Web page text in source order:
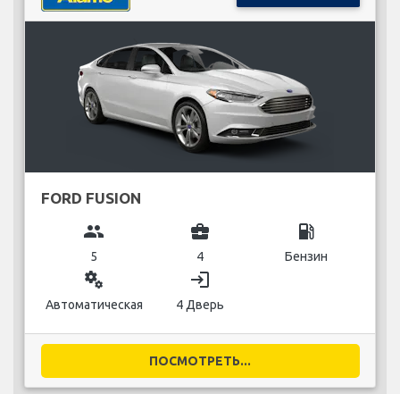
FORD FUSION
group
5
business_center
4
local_gas_station
Бензин
miscellaneous_services
Автоматическая
login
4 Дверь
ПОСМОТРЕТЬ...